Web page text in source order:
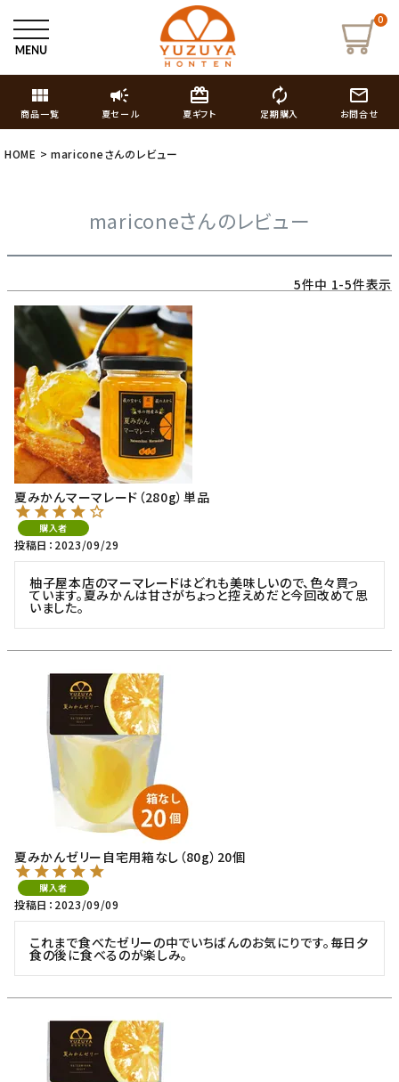
0
view_module
商品一覧
campaign
夏セール
card_giftcard
夏ギフト
autorenew
定期購入
mail_outline
お問合せ
HOME mariconeさんのレビュー
mariconeさんのレビュー
5件中 1-5件表示
夏みかんマーマレード（280g）単品
購入者
投稿日 2023/09/29
柚子屋本店のマーマレードはどれも美味しいので、色々買っ
ています。夏みかんは甘さがちょっと控えめだと今回改めて思
いました。
夏みかんゼリー自宅用箱なし（80g）20個
購入者
投稿日 2023/09/09
これまで食べたゼリーの中でいちばんのお気にりです。毎日夕
食の後に食べるのが楽しみ。